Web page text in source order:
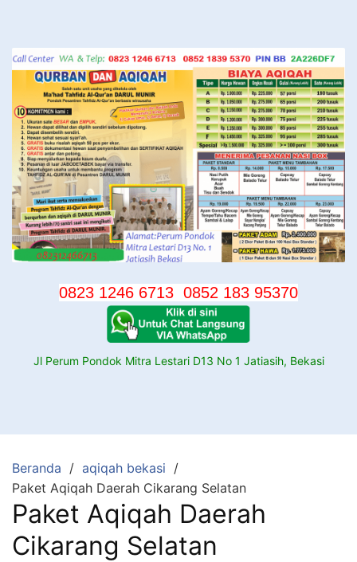
konten
0823 1246 6713 0852 183 95370
Jl Perum Pondok Mitra Lestari D13 No 1 Jatiasih, Bekasi
Beranda
aqiqah bekasi
Paket Aqiqah Daerah Cikarang Selatan
Paket Aqiqah Daerah
Cikarang Selatan